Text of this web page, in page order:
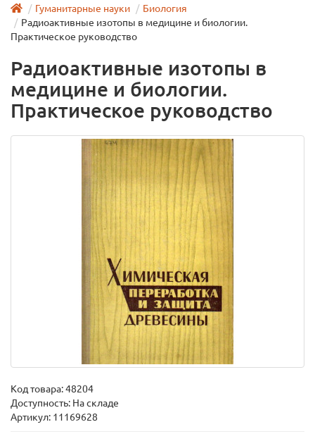
Гуманитарные науки
Биология
Радиоактивные изотопы в медицине и биологии.
Практическое руководство
Радиоактивные изотопы в
медицине и биологии.
Практическое руководство
Код товара:48204
Доступность: На складе
Артикул: 11169628